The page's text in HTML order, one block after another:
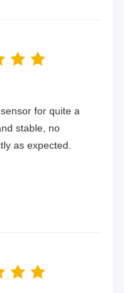
for quite a
stable, no
as expected.